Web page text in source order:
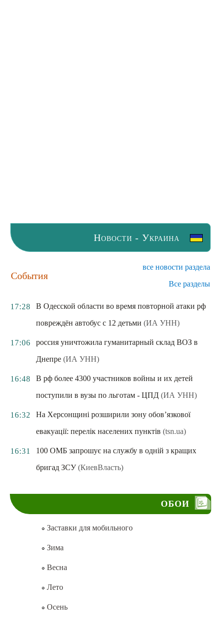
Новости - Украина
События
все новости раздела
Все разделы
17:28
В Одесской области во время повторной атаки рф
повреждён автобус с 12 детьми (ИА УНН)
17:06
россия уничтожила гуманитарный склад ВОЗ в
Днепре (ИА УНН)
16:48
В рф более 4300 участников войны и их детей
поступили в вузы по льготам - ЦПД (ИА УНН)
16:32
На Херсонщині розширили зону обов’язкової
евакуації: перелік населених пунктів (tsn.ua)
16:31
100 ОМБ запрошує на службу в одній з кращих
бригад ЗСУ (КиевВласть)
ОБОИ
Заставки для мобильного
Зима
Весна
Лето
Осень